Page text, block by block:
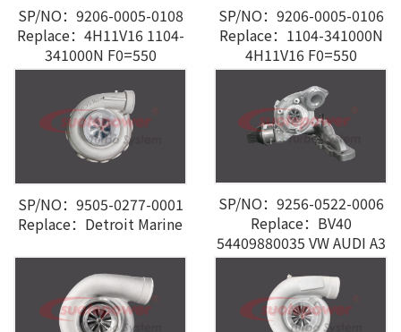
SP/NO：9206-0005-0108
Replace：4H11V16 1104-
341000N F0=550
SP/NO：9206-0005-0106
Replace：1104-341000N
4H11V16 F0=550
SP/NO：9505-0277-0001
Replace：Detroit Marine
SP/NO：9256-0522-0006
Replace：BV40
54409880035 VW AUDI A3
2.0L TDI